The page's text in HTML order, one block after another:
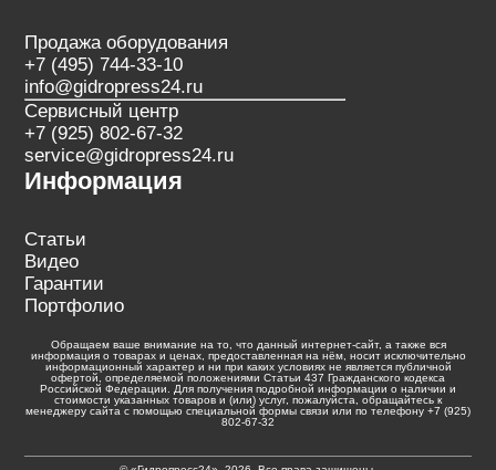
Продажа оборудования
+7 (495) 744-33-10
info@gidropress24.ru
Сервисный центр
+7 (925) 802-67-32
service@gidropress24.ru
Информация
Статьи
Видео
Гарантии
Портфолио
Обращаем ваше внимание на то, что данный интернет-сайт, а также вся
информация о товарах и ценах, предоставленная на нём, носит исключительно
информационный характер и ни при каких условиях не является публичной
офертой, определяемой положениями Статьи 437 Гражданского кодекса
Российской Федерации. Для получения подробной информации о наличии и
стоимости указанных товаров и (или) услуг, пожалуйста, обращайтесь к
менеджеру сайта с помощью специальной формы связи или по телефону +7 (925)
802-67-32